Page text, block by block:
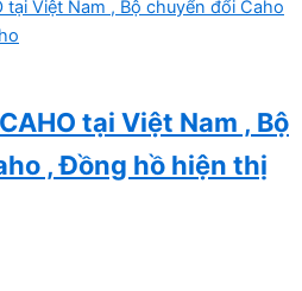
tại Việt Nam , Bộ
, Đồng hồ hiện thị